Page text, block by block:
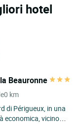
hotel
Beauronne
0 km
di Périgueux, in una
economica, vicino al